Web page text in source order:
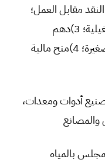
الصغر؛ 2)النقد مقابل العمل؛
3)دعم النفقات التشغيلية؛ 3)دهم
المشاريع التجارية الصغيرة؛ 4)منح مالية
أدوات ومعدات،
بالمياه